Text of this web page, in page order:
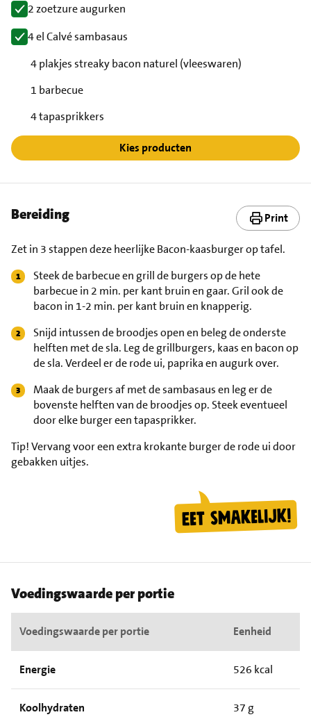
2 zoetzure augurken
4 el Calvé sambasaus
4 plakjes streaky bacon naturel (vleeswaren)
1 barbecue
4 tapasprikkers
Kies producten
Bereiding Print
Zet in 3 stappen deze heerlijke Bacon-kaasburger op tafel.
Steek de barbecue en grill de burgers op de hete
barbecue in 2 min. per kant bruin en gaar. Gril ook de
bacon in 1-2 min. per kant bruin en knapperig.
Snijd intussen de broodjes open en beleg de onderste
helften met de sla. Leg de grillburgers, kaas en bacon op
de sla. Verdeel er de rode ui, paprika en augurk over.
Maak de burgers af met de sambasaus en leg er de
bovenste helften van de broodjes op. Steek eventueel
door elke burger een tapasprikker.
Tip!Vervang voor een extra krokante burger de rode ui door
gebakken uitjes.
Voedingswaarde per portie
Voedingswaarde per portie Eenheid
Energie 526 kcal
Koolhydraten 37 g